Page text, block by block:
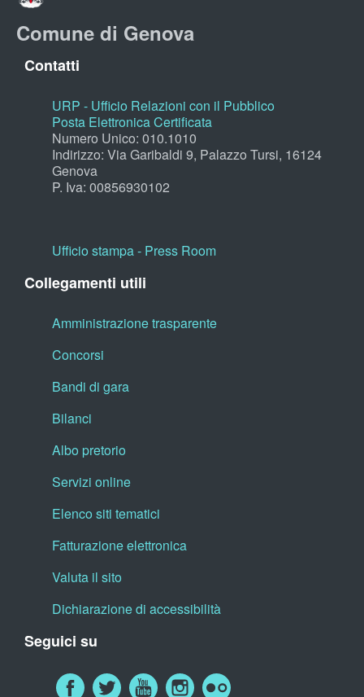
Comune di Genova
Contatti
URP - Ufficio Relazioni con il Pubblico
Posta Elettronica Certificata
Numero Unico: 010.1010
Indirizzo: Via Garibaldi 9, Palazzo Tursi, 16124
Genova
P. Iva: 00856930102
Ufficio stampa - Press Room
Collegamenti utili
Amministrazione trasparente
Concorsi
Bandi di gara
Bilanci
Albo pretorio
Servizi online
Elenco siti tematici
Fatturazione elettronica
Valuta il sito
Dichiarazione di accessibilità
Seguici su